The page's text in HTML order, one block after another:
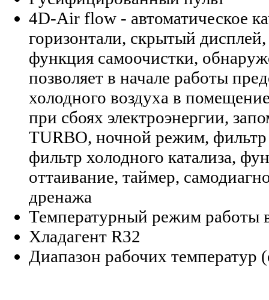
4D-Air flow - автоматическое
горизонтали, скрытый
функция самоочистки,
позволяет в начале работы
холодного воздуха в
при сбоях электроэнергии,
TURBO, ночной режим,
фильтр холодного катализа,
оттаивание, таймер,
дренажа
Температурный режим работы
Хладагент R32
Диапазон рабочих температур